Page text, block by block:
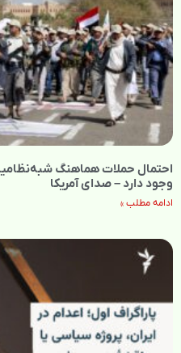
احتمال حملات هماهنگ
وجود دارد – صدای آمریکا
ادامه مطلب »